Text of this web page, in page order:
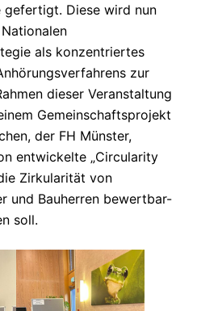
gefertigt. Diese wird nun
als konzentriertes
zur
dieser Veranstaltung
Gemeinschaftsprojekt
der FH Münster,
entwickelte „Circularity
Zirkularität von
und Bauherren bewertbar-
soll.